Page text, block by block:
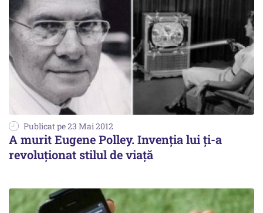
Publicat pe 23 Mai 2012
A murit Eugene Polley. Invenţia lui ţi-a
revoluţionat stilul de viaţă